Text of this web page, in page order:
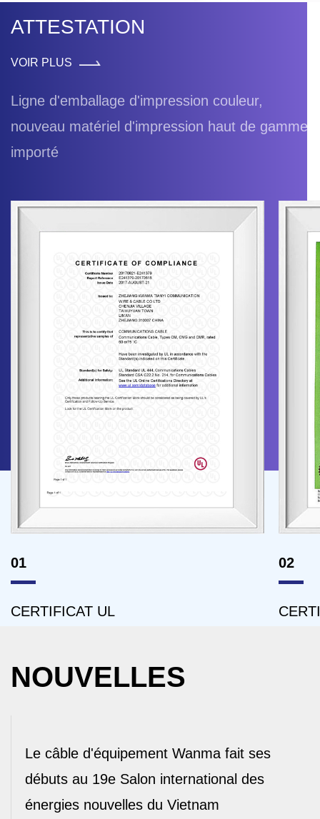
ATTESTATION
VOIR PLUS
Ligne d'emballage d'impression couleur,
nouveau matériel d'impression haut de gamme
importé
01
CERTIFICAT UL
02
NOUVELLES
Le câble d'équipement Wanma fait ses
débuts au 19e Salon international des
énergies nouvelles du Vietnam